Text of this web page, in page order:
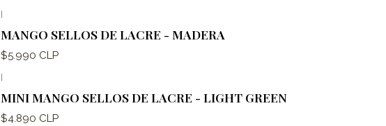
|
MANGO SELLOS DE LACRE - MADERA
$5.990 CLP
|
MINI MANGO SELLOS DE LACRE - LIGHT GREEN
$4.890 CLP